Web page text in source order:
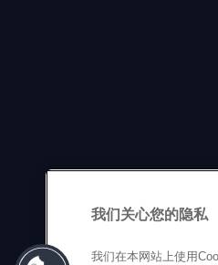
我们关心您的隐私
我们在本网站上使用